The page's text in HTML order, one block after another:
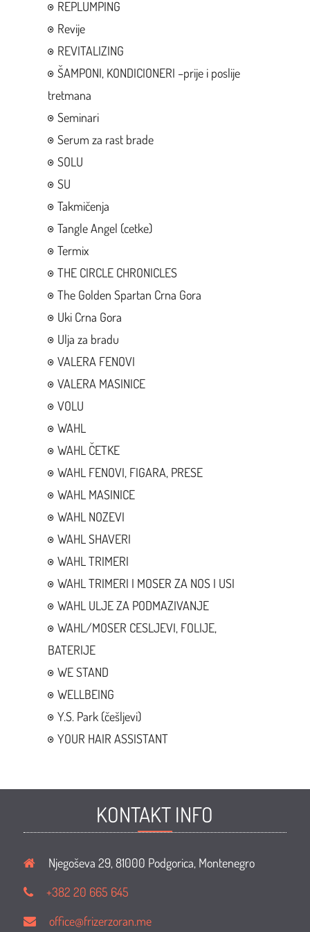
REPLUMPING
Revije
REVITALIZING
ŠAMPONI, KONDICIONERI –prije i poslije
tretmana
Seminari
Serum za rast brade
SOLU
SU
Takmičenja
Tangle Angel (cetke)
Termix
THE CIRCLE CHRONICLES
The Golden Spartan Crna Gora
Uki Crna Gora
Ulja za bradu
VALERA FENOVI
VALERA MASINICE
VOLU
WAHL
WAHL ČETKE
WAHL FENOVI, FIGARA, PRESE
WAHL MASINICE
WAHL NOZEVI
WAHL SHAVERI
WAHL TRIMERI
WAHL TRIMERI I MOSER ZA NOS I USI
WAHL ULJE ZA PODMAZIVANJE
WAHL/MOSER CESLJEVI, FOLIJE,
BATERIJE
WE STAND
WELLBEING
Y.S. Park (češljevi)
YOUR HAIR ASSISTANT
KONTAKT INFO
Njegoševa 29, 81000 Podgorica, Montenegro
+382 20 665 645
office@frizerzoran.me